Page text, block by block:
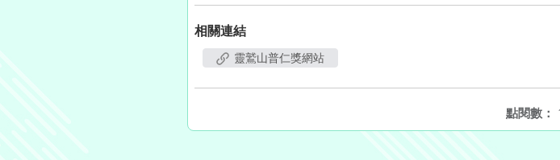
相關連結
靈鷲山普仁獎網站
點閱數：